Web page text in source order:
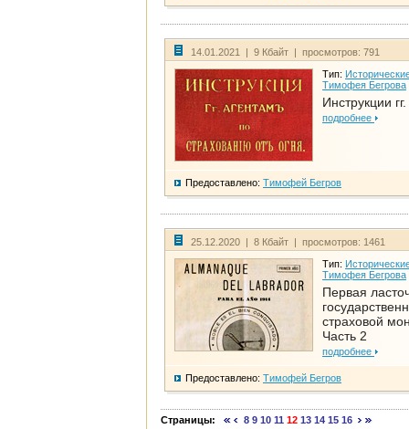
14.01.2021 | 9 Кбайт | просмотров: 791
Тип:
Тимофея Бегрова
Инструкции
подробнее
Предоставлено: Тимофей Бегров
25.12.2020 | 8 Кбайт | просмотров: 1461
Тип:
Тимофея Бегрова
Первая
страховой
Часть 2
подробнее
Предоставлено: Тимофей Бегров
Страницы: 8 9 10 11 12 13 14 15 16